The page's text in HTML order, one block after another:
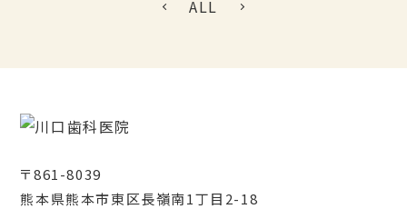
ALL
〒861-8039
熊本県熊本市東区長嶺南1丁目2-18